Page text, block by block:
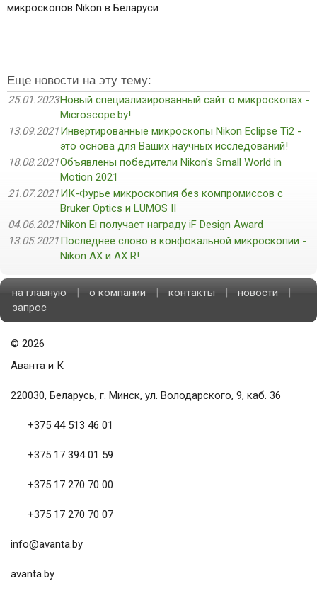
микроскопов Nikon в Беларуси
Еще новости на эту тему:
25.01.2023Новый специализированный сайт о микроскопах -
Microscope.by!
13.09.2021Инвертированные микроскопы Nikon Eclipse Ti2 -
это основа для Ваших научных исследований!
18.08.2021Объявлены победители Nikon's Small World in
Motion 2021
21.07.2021ИК-Фурье микроскопия без компромиссов с
Bruker Optics и LUMOS II
04.06.2021Nikon Ei получает награду iF Design Award
13.05.2021Последнее слово в конфокальной микроскопии -
Nikon AX и AX R!
на главную | о компании | контакты | новости
|
запрос
© 2026
Аванта и К
220030, Беларусь, г. Минск, ул. Володарского, 9, каб. 36
+375 44 513 46 01
+375 17 394 01 59
+375 17 270 70 00
+375 17 270 70 07
info@avanta.by
avanta.by